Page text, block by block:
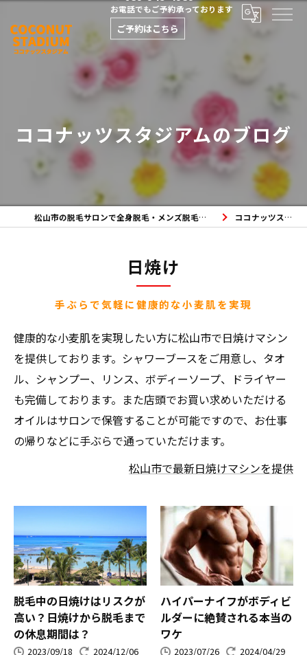
お電話でもご予約承っております
ご予約はこちら
ココナッツスタジアムのブログ
松山市の脱毛サロンで全身脱毛・メンズ脱毛・フェイシャルエステならココナッツスタジアムへ ココナッツスタジアムのブログ
日焼け
手ぶらで気軽に健康的な小麦肌を実現
健康的な小麦肌を実現したい方に松山市で日焼けマシン
を提供しております。シャワーブースをご用意し、タオ
ル、シャンプー、リンス、ボディーソープ、ドライヤー
も完備しております。また店頭でお買い求めいただける
オイルはサロンで保管することが可能ですので、お仕事
の帰りなどに手ぶらで通っていただけます。
松山市で最新日焼けマシンを提供
脱毛中の日焼けはリスクが
高い？日焼けから脱毛まで
の休息期間は？
2023/09/18 2024/12/06
ハイパーナイフがボディビ
ルダーに絶賛される本当の
ワケ
2023/07/26 2024/04/29